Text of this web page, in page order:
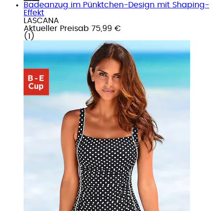
Badeanzug im Pünktchen-Design mit Shaping-
Effekt
LASCANA
Aktueller Preisab 75,99 €
( 1 )